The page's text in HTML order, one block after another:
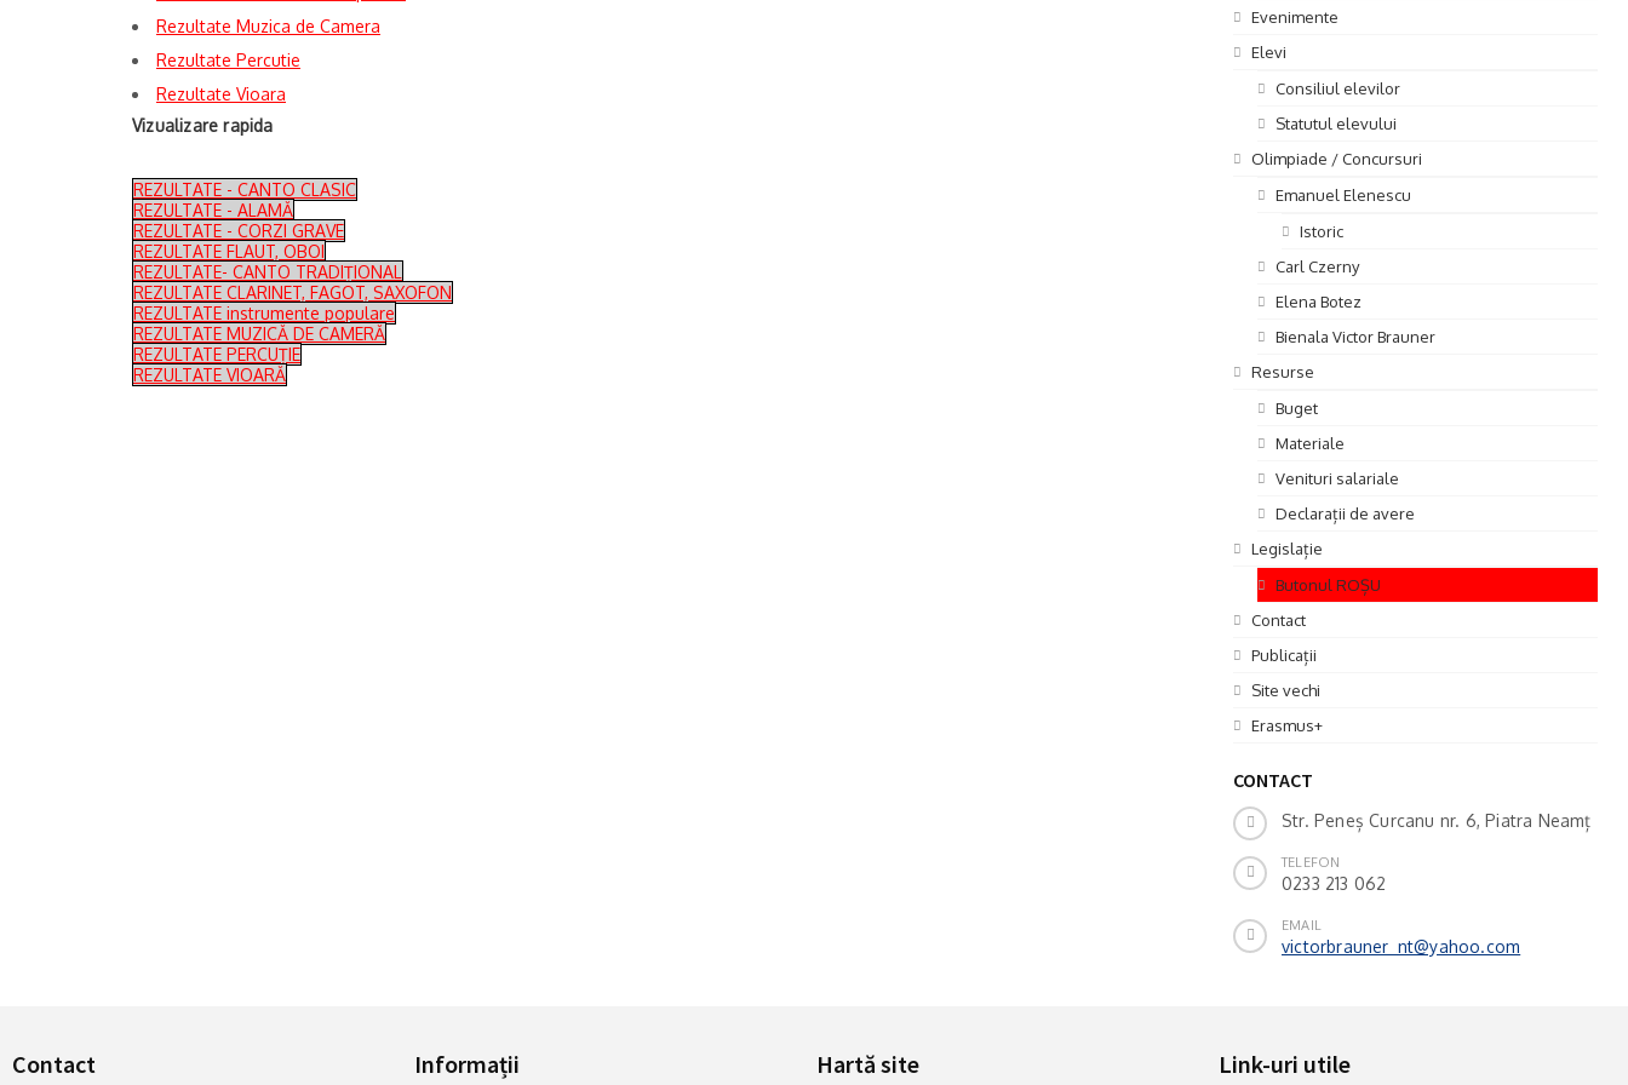
Rezultate Muzica de Camera
Rezultate Percutie
Rezultate Vioara
Vizualizare rapida
REZULTATE - CANTO CLASIC
REZULTATE - ALAMĂ
REZULTATE - CORZI GRAVE
REZULTATE FLAUT, OBOI
REZULTATE- CANTO TRADIȚIONAL
REZULTATE CLARINET, FAGOT, SAXOFON
REZULTATE instrumente populare
REZULTATE MUZICĂ DE CAMERĂ
REZULTATE PERCUȚIE
REZULTATE VIOARĂ
Evenimente
Elevi
Consiliul elevilor
Statutul elevului
Olimpiade / Concursuri
Emanuel Elenescu
Istoric
Carl Czerny
Elena Botez
Bienala Victor Brauner
Resurse
Buget
Materiale
Venituri salariale
Declarații de avere
Legislație
Butonul ROȘU
Contact
Publicații
Site vechi
Erasmus+
CONTACT
Str. Peneș Curcanu nr. 6, Piatra Neamț
TELEFON
0233 213 062
EMAIL
victorbrauner_nt@yahoo.com
Contact Informații Hartă site Link-uri utile